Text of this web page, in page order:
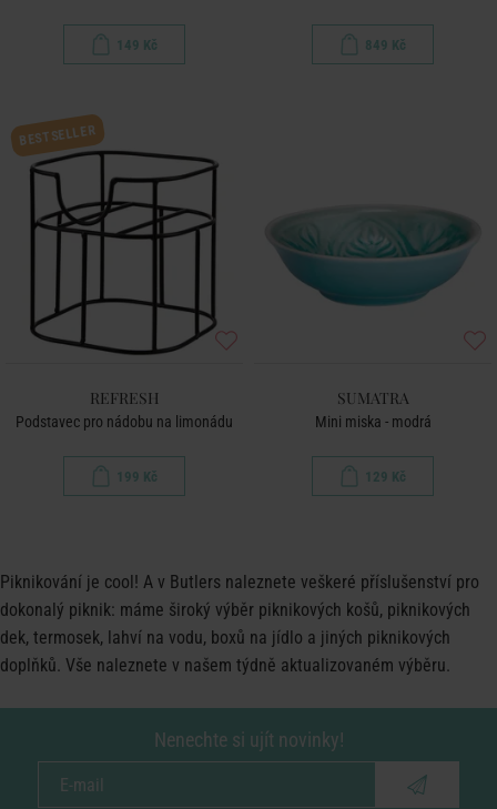
149 Kč 849 Kč
BESTSELLER
REFRESH
Podstavec pro nádobu na limonádu
199 Kč
SUMATRA
Mini miska - modrá
129 Kč
Piknikování je cool! A v Butlers naleznete veškeré příslušenství pro
dokonalý piknik: máme široký výběr piknikových košů, piknikových
dek, termosek, lahví na vodu, boxů na jídlo a jiných piknikových
doplňků. Vše naleznete v našem týdně aktualizovaném výběru.
Nenechte si ujít novinky!